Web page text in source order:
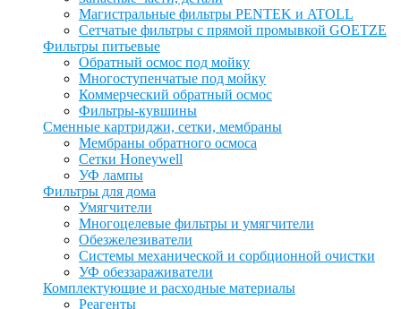
Магистральные фильтры PENTEK и ATOLL
Сетчатые фильтры с прямой промывкой GOETZE
Фильтры питьевые
Обратный осмос под мойку
Многоступенчатые под мойку
Коммерческий обратный осмос
Фильтры-кувшины
Сменные картриджи, сетки, мембраны
Мембраны обратного осмоса
Сетки Honeywell
УФ лампы
Фильтры для дома
Умягчители
Многоцелевые фильтры и умягчители
Обезжелезиватели
Системы механической и сорбционной очистки
УФ обеззараживатели
Комплектующие и расходные материалы
Реагенты